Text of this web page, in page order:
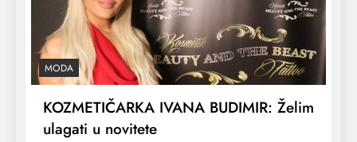
MODA
KOZMETIČARKA IVANA BUDIMIR: Želim
ulagati u novitete